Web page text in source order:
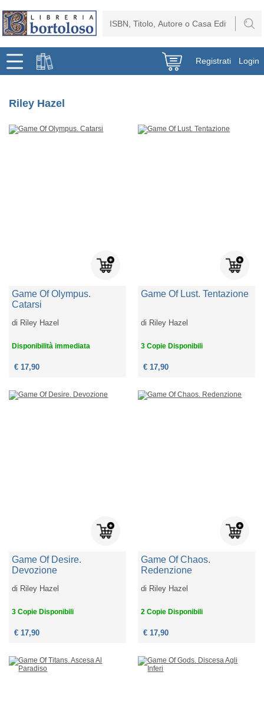
Registrati Login
Riley Hazel
Game Of Olympus.
Catarsi
di Riley Hazel
Disponibilità immediata
€ 17,90
Game Of Lust. Tentazione
di Riley Hazel
3 Copie Disponibili
€ 17,90
Game Of Desire.
Devozione
di Riley Hazel
3 Copie Disponibili
€ 17,90
Game Of Chaos.
Redenzione
di Riley Hazel
2 Copie Disponibili
€ 17,90